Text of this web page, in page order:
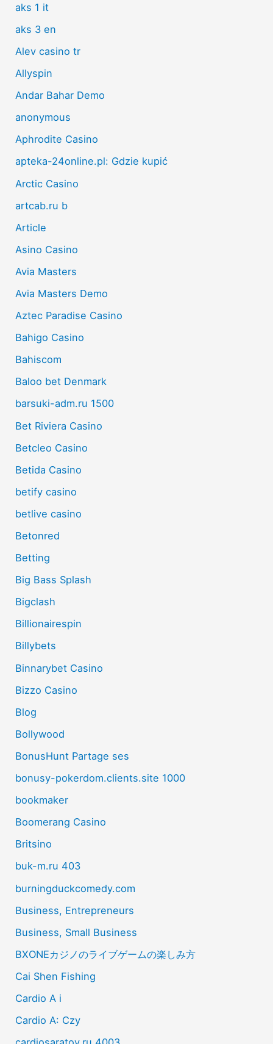
aks 1 it
aks 3 en
Alev casino tr
Allyspin
Andar Bahar Demo
anonymous
Aphrodite Casino
apteka-24online.pl: Gdzie kupić
Arctic Casino
artcab.ru b
Article
Asino Casino
Avia Masters
Avia Masters Demo
Aztec Paradise Casino
Bahigo Casino
Bahiscom
Baloo bet Denmark
barsuki-adm.ru 1500
Bet Riviera Casino
Betcleo Casino
Betida Casino
betify casino
betlive casino
Betonred
Betting
Big Bass Splash
Bigclash
Billionairespin
Billybets
Binnarybet Casino
Bizzo Casino
Blog
Bollywood
BonusHunt Partage ses
bonusy-pokerdom.clients.site 1000
bookmaker
Boomerang Casino
Britsino
buk-m.ru 403
burningduckcomedy.com
Business, Entrepreneurs
Business, Small Business
BXONEカジノのライブゲームの楽しみ方
Cai Shen Fishing
Cardio A i
Cardio A: Czy